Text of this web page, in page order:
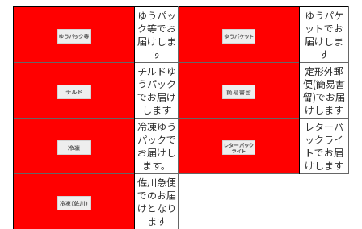
ゆうパッ
ク等でお
届けしま
す
ゆうパケ
ットでお
届けしま
す
チルドゆ
うパック
でお届け
します
定形外郵
便(簡易書
留)でお届
けします
冷凍ゆう
パックで
お届けし
ます。
レターパ
ックライ
トでお届
けします
佐川急便
でのお届
けとなり
ます